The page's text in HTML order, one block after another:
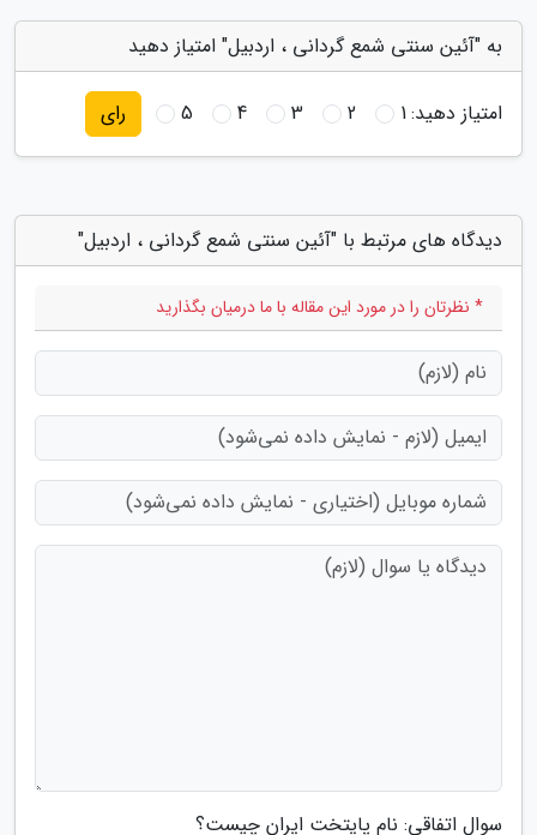
به "آئین سنتی شمع گردانی ، اردبیل" امتیاز دهید
امتیاز دهید:1
2
3
4
5 رای
دیدگاه های مرتبط با "آئین سنتی شمع گردانی ، اردبیل"
* نظرتان را در مورد این مقاله با ما درمیان بگذارید
سوال اتفاقی: نام پایتخت ایران چیست؟